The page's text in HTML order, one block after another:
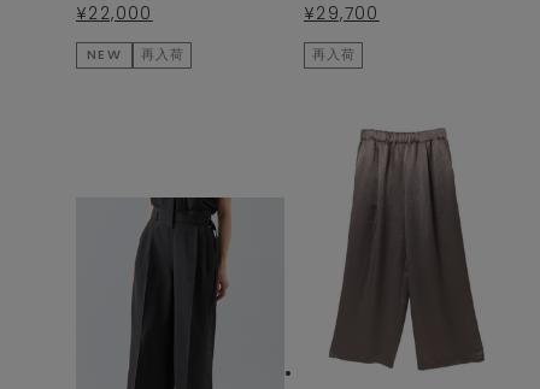
¥22,000
NEW 再入荷
¥29,700
再入荷